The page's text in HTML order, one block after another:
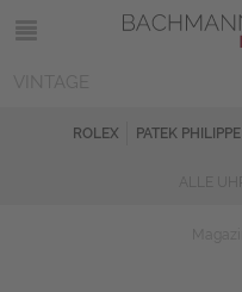
ROLEX PATEK PHILIPPE